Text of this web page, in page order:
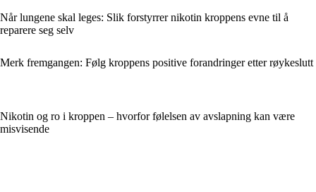
Når lungene skal leges: Slik forstyrrer nikotin kroppens evne til å
reparere seg selv
Merk fremgangen: Følg kroppens positive forandringer etter røykeslutt
Nikotin og ro i kroppen – hvorfor følelsen av avslapning kan være
misvisende